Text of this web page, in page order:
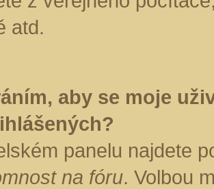
atd.
aby se moje
panelu najdete
na fóru. Volbou